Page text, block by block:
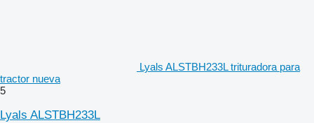
Lyals ALSTBH233L trituradora para
tractor nueva
5
Lyals ALSTBH233L